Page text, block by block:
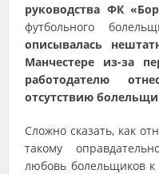
руководства ФК
футбольного
описывалась
Манчестере из-за
работодателю
отсутствию
Сложно сказать, как
такому
любовь болельщиков к